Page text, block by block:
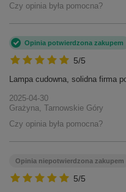
Czy opinia była pomocna?
5/5
Opinia potwierdzona zakupem
Lampa cudowna, solidna firma
2025-04-30
Grażyna, Tarnowskie Góry
Czy opinia była pomocna?
5/5
Opinia niepotwierdzona zakupem